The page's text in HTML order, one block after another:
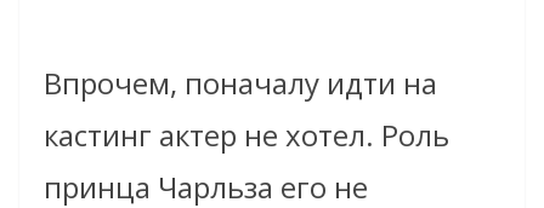
Впрочем, поначалу идти на
кастинг актер не хотел. Роль
принца Чарльза его не